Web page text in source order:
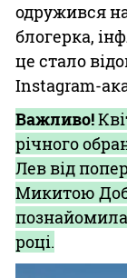
одружився
блогерка,
це стало
Instagram-
Важливо!
річного
Лев від
Микитою
році.